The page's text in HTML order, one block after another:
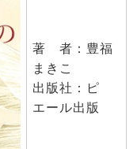
著 者：豊福
まきこ
出版社：ピ
エール出版